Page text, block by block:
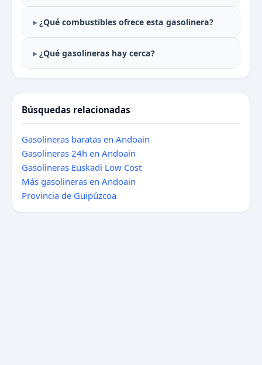
¿Qué combustibles ofrece esta gasolinera?
¿Qué gasolineras hay cerca?
Búsquedas relacionadas
Gasolineras baratas en Andoain
Gasolineras 24h en Andoain
Gasolineras Euskadi Low Cost
Más gasolineras en Andoain
Provincia de Guipúzcoa